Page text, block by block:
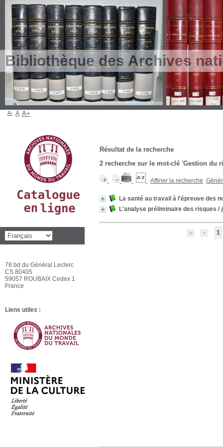
Bibliothèque des Archives
Résultat de la recherche
2 recherche sur le mot-clé 'Gestion du
Affiner la recherche
La santé au travail à l'épreuve des
L'analyse préliminaire des risques /
1
A- A A+
78 bd du Général Leclerc
CS 80405
59057 ROUBAIX Cedex 1
France
Liens utiles :